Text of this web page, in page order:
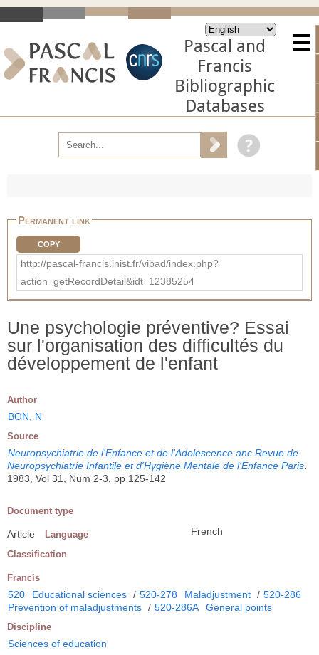
Pascal and
Francis
Bibliographic
Databases
Permanent link
COPY
http://pascal-francis.inist.fr/vibad/index.php?
action=getRecordDetail&idt=12385254
Une psychologie préventive? Essai
sur l'organisation des difficultés du
développement de l'enfant
Author
BON, N
Source
Neuropsychiatrie de l'Enfance et de l'Adolescence anc Revue de
Neuropsychiatrie Infantile et d'Hygiène Mentale de l'Enfance Paris
1983, Vol 31, Num 2-3, pp 125-142
Document type
Article Language French
Classification
Francis
520 Educational sciences / 520-278 Maladjustment / 520-286
Prevention of maladjustments / 520-286A General points
Discipline
Sciences of education